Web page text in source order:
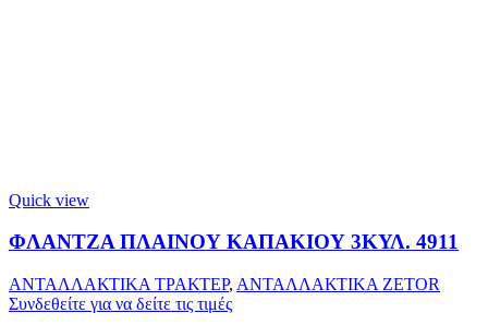
Quick view
ΦΛΑΝΤΖΑ ΠΛΑΙΝΟΥ ΚΑΠΑΚΙΟΥ 3ΚΥΛ. 4911
ΑΝΤΑΛΛΑΚΤΙΚΑ ΤΡΑΚΤΕΡ, ΑΝΤΑΛΛΑΚΤΙΚΑ ZETOR
Συνδεθείτε για να δείτε τις τιμές